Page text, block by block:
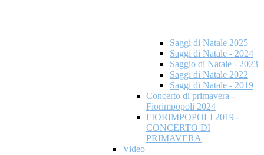
Saggi di Natale 2025
Saggi di Natale - 2024
Saggio di Natale - 2023
Saggi di Natale 2022
Saggi di Natale - 2019
Concerto di primavera -
Fiorimpopoli 2024
FIORIMPOPOLI 2019 -
CONCERTO DI
PRIMAVERA
Video